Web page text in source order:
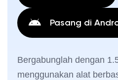
Pasang di
Bergabunglah dengan
menggunakan alat